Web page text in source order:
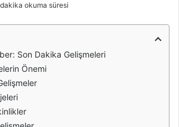
okuma süresi
Son Dakika Gelişmeleri
Önemi